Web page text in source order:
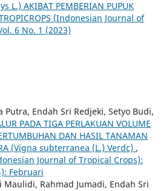
L.) AKIBAT PEMBERIAN PUPUK
(Indonesian Journal of
6 No. 1 (2023)
Putra, Endah Sri Redjeki, Setyo Budi,
PADA TIGA PERLAKUAN VOLUME
DAN HASIL TANAMAN
(Vigna subterranea (L.) Verdc) ,
Journal of Tropical Crops):
Februari
Rahmad Jumadi, Endah Sri